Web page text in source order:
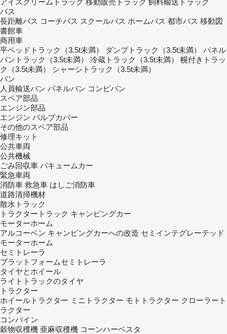
アイスクリームトラック 移動販売トラック 飼料輸送トラック
バス
長距離バス コーチバス スクールバス ホームバス 都市バス 移動図
書館車
商用車
平ベッドトラック（3.5t未満）
ダンプトラック（3.5t未満）
パネル
バントラック（3.5t未満）
冷蔵トラック（3.5t未満）
幌付きトラッ
ク（3.5t未満）
シャーシトラック（3.5t未満）
バン
人員輸送バン パネルバン コンビバン
スペア部品
エンジン部品
エンジン バルブカバー
その他のスペア部品
修理キット
公共車両
公共機械
ごみ回収車 バキュームカー
緊急車両
消防車 救急車 はしご消防車
道路清掃機材
散水トラック
トラクタートラック キャンピングカー
モーターホーム
アルコーベン キャンピングカーへの改造 セミインテグレーテッド
モーターホーム
セミトレーラ
プラットフォームセミトレーラ
タイヤとホイール
ライトトラックのタイヤ
トラクター
ホイールトラクター ミニトラクター モトトラクター クローラート
ラクター
コンバイン
穀物収穫機 亜麻収穫機 コーンハーベスタ